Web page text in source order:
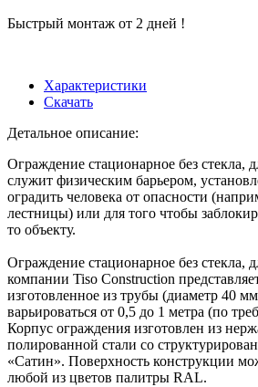
Быстрый монтаж от 2 дней !
Характеристики
Скачать
Детальное описание:
Ограждение стационарное без стекла,
служит физическим барьером,
оградить человека от опасности
лестницы) или для того чтобы
то объекту.
Ограждение стационарное без стекла,
компании Tiso Construction
изготовленное из трубы (диаметр 40
варьироваться от 0,5 до 1 метра (по
Корпус ограждения изготовлен из
полированной стали со
«Сатин». Поверхность конструкции
любой из цветов палитры RAL.